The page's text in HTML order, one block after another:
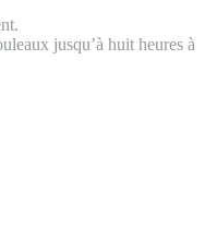
jusqu’à huit heures à